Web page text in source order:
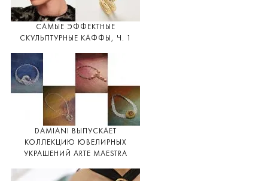
САМЫЕ ЭФФЕКТНЫЕ
СКУЛЬПТУРНЫЕ КАФФЫ, Ч. 1
DAMIANI ВЫПУСКАЕТ
КОЛЛЕКЦИЮ ЮВЕЛИРНЫХ
УКРАШЕНИЙ ARTE MAESTRA